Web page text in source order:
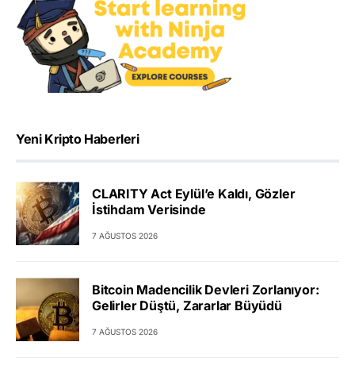
Yeni Kripto Haberleri
CLARITY Act Eylül’e Kaldı, Gözler
İstihdam Verisinde
7 AĞUSTOS 2026
Bitcoin Madencilik Devleri Zorlanıyor:
Gelirler Düştü, Zararlar Büyüdü
7 AĞUSTOS 2026